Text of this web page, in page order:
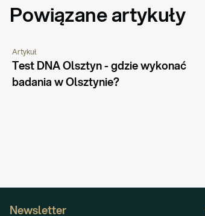
Powiązane artykuły
PYTANIA I ODPOWIEDZI PORADNIK
Artykuł
Test DNA Olsztyn - gdzie wykonać
badania w Olsztynie?
Newsletter